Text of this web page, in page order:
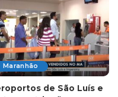
Maranhão
de São Luís e